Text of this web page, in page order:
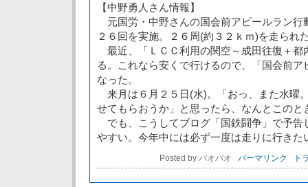
【中野勇人さん情報】
元国労・中野さんの国会前アピールラン行
２６回を実施。２６周(約３２ｋｍ)を走られ
最近、「ＬＣＣ利用の関空～成田往復＋都
る。これなら安くで行けるので、「国会前
なった。
来月は６月２５日(水)。「おっ、また水曜
せてもらおうか」と思ったら、なんとこのと
でも、こうしてブログ「国鉄闘争」で予告
やすい。今年中には必ず一度は走りに行きた
Posted by パオパオ パーマリンク ト